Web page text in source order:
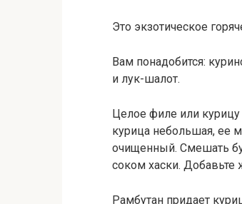
Это экзотическое
Вам понадобится:
и лук-шалот.
Целое филе или курицу
курица небольшая, ее
очищенный. Смешать
соком хаски.
Рамбутан придает